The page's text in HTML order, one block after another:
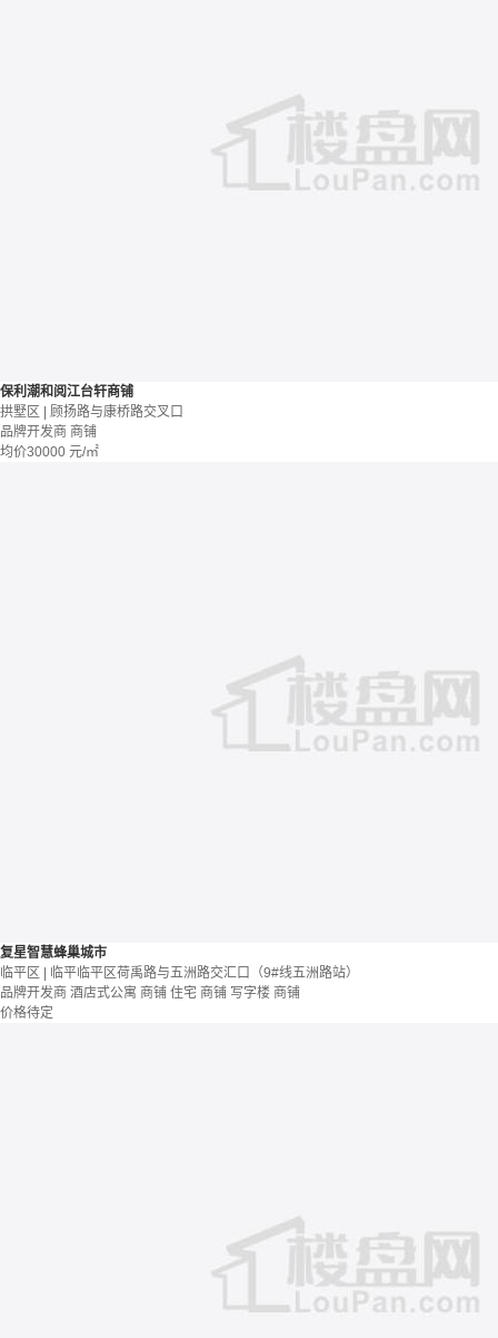
保利潮和阅江台轩商铺
拱墅区 | 顾扬路与康桥路交叉口
品牌开发商 商铺
均价30000 元/㎡
复星智慧蜂巢城市
临平区 | 临平临平区荷禹路与五洲路交汇口（9#线五洲路站）
品牌开发商 酒店式公寓 商铺 住宅 商铺 写字楼 商铺
价格待定